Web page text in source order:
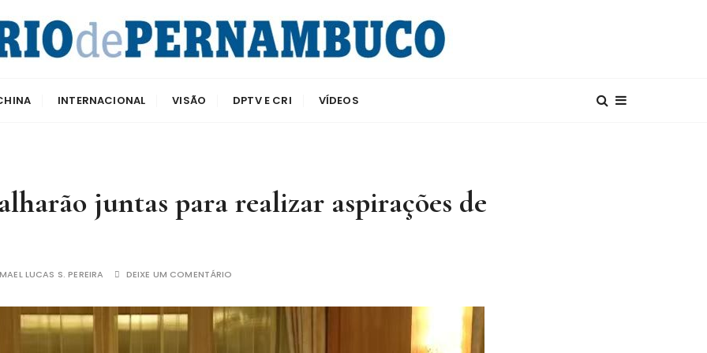
INTERNACIONAL VISÃO DPTV E CRI VÍDEOS
juntas para realizar aspirações de
LUCAS S. PEREIRA DEIXE UM COMENTÁRIO